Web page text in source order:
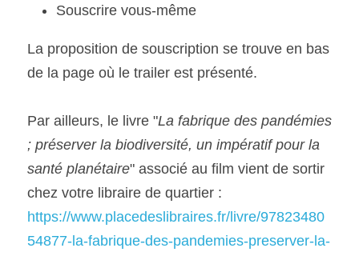
Souscrire vous-même
La proposition de souscription se trouve en bas
de la page où le trailer est présenté.
Par ailleurs, le livre "La fabrique des pandémies
; préserver la biodiversité, un impératif pour la
santé planétaire" associé au film vient de sortir
https://www.placedeslibraires.fr/livre/97823480
54877-la-fabrique-des-pandemies-preserver-la-